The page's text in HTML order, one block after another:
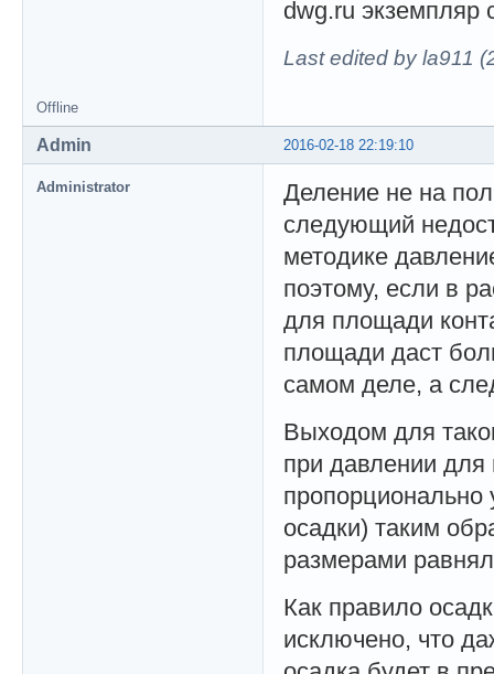
dwg.ru
Last edited by la911
Offline
2016-02-18 22:19:10
Admin
Administrator
Деление не на
следующий
методике
поэтому, если в
для площади
площади даст
самом деле, а
Выходом для
при давлении для
осадки) таким
размерами
Как правило
исключено, что